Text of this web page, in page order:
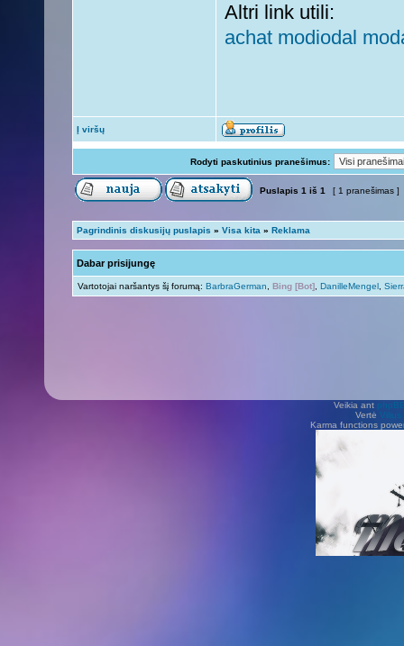
Altri link utili:
achat modiodal
Į viršų
Rodyti paskutinius pranešimus:
Puslapis 1 iš 1 [ 1 pranešimas ]
Pagrindinis diskusijų puslapis » Visa kita » Reklama
Dabar prisijungę
Vartotojai naršantys šį forumą: BarbraGerman Bing [Bot] DanilleMengel
Veikia ant
Vertė Vilius
Karma functions